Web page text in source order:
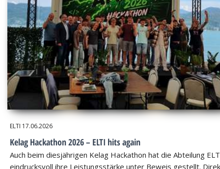
ELTI 17.06.2026
Kelag Hackathon 2026 – ELTI hits again
Auch beim diesjährigen Kelag Hackathon hat die Abteilung
eindrucksvoll ihre Leistungsstärke unter Beweis gestellt.